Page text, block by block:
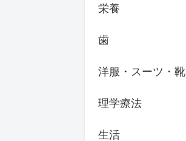
栄養
歯
洋服・スーツ・靴
理学療法
生活